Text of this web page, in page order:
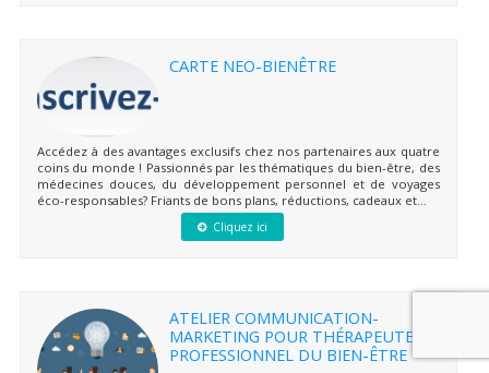
CARTE NEO-BIENÊTRE
Accédez à des avantages exclusifs chez nos partenaires aux quatre
coins du monde ! Passionnés par les thématiques du bien-être, des
médecines douces, du développement personnel et de voyages
éco-responsables? Friants de bons plans, réductions, cadeaux et...
Cliquez ici
ATELIER COMMUNICATION-
MARKETING POUR THÉRAPEUTE ET
PROFESSIONNEL DU BIEN-ÊTRE